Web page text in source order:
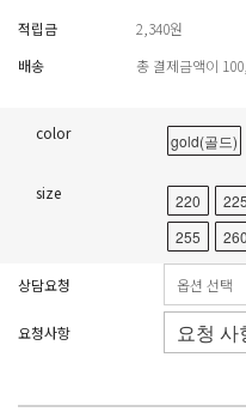
적립금
2,340원
배송
총 결제금액이
color gold(골드)
size 220 225
255
260
상담요청
요청사항